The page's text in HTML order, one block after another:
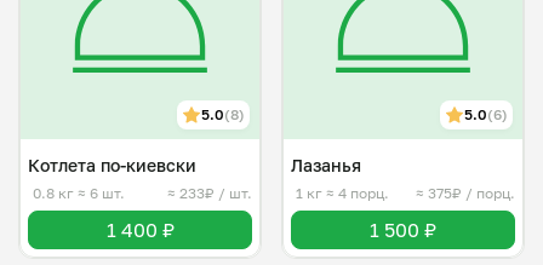
5.0(8)
Котлета по-киевски
0.8 кг ≈ 6 шт. ≈ 233₽ / шт.
1 400 ₽
5.0(6)
Лазанья
1 кг ≈ 4 порц. ≈ 375₽ / порц.
1 500 ₽